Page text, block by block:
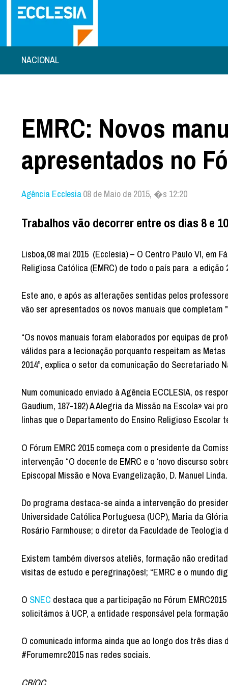
NACIONAL
EMRC: Novos
apresentados no
Agência Ecclesia08 de Maio de 2015, �s 12:20
Trabalhos vão decorrer entre os dias 8 e
Lisboa,08 mai 2015 (Ecclesia) – O Centro Paulo VI, em
Religiosa Católica (EMRC) de todo o país para a
Este ano, e após as alterações sentidas pelos
vão ser apresentados os novos manuais que
“Os novos manuais foram elaborados por equipas de
válidos para a lecionação porquanto respeitam as
2014”, explica o setor da comunicação do Secretariado
Num comunicado enviado à Agência ECCLESIA, os
Gaudium, 187-192) A Alegria da Missão na Escola» vai
linhas que o Departamento do Ensino Religioso
O Fórum EMRC 2015 começa com o presidente da
intervenção “O docente de EMRC e o ‘novo discurso
Episcopal Missão e Nova Evangelização, D. Manuel Linda.
Do programa destaca-se ainda a intervenção do
Universidade Católica Portuguesa (UCP), Maria da
Rosário Farmhouse; o diretor da Faculdade de Teologia
Existem também diversos ateliês, formação não
visitas de estudo e peregrinações!; “EMRC e o mundo
O SNEC destaca que a participação no Fórum
solicitámos à UCP, a entidade responsável pela
O comunicado informa ainda que ao longo dos três
#Forumemrc2015 nas redes sociais.